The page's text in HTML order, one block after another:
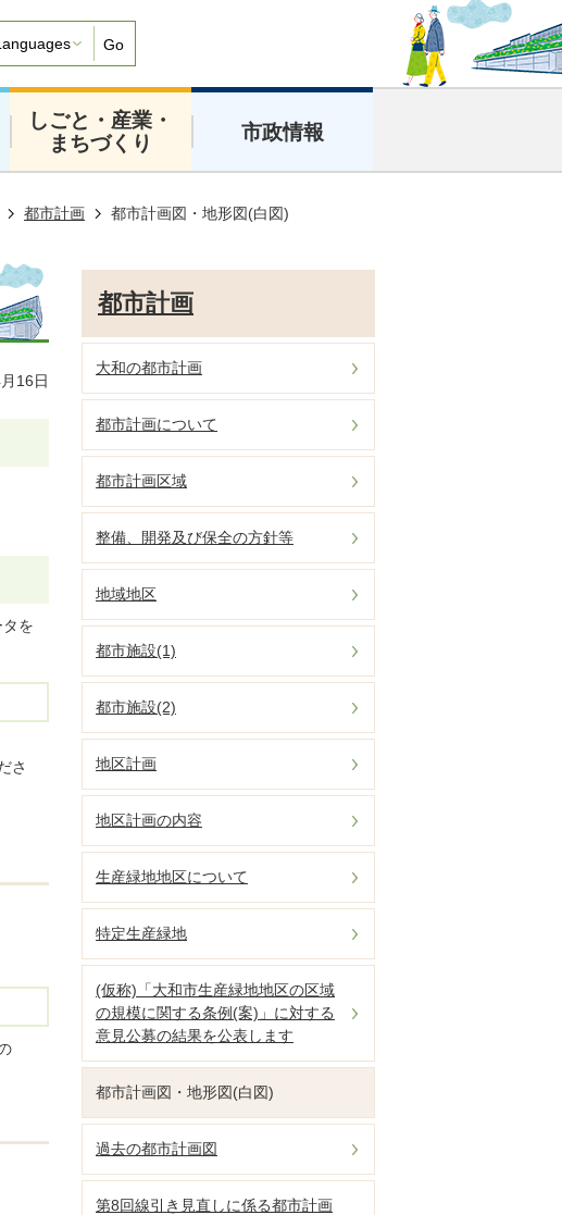
Go
しごと・産業・
まちづくり
市政情報
都市計画 都市計画図・地形図(白図)
16日
を
さ
都市計画
大和の都市計画
都市計画について
都市計画区域
整備、開発及び保全の方針等
地域地区
都市施設(1)
都市施設(2)
地区計画
地区計画の内容
生産緑地地区について
特定生産緑地
(仮称)「大和市生産緑地地区の区域
の規模に関する条例(案)」に対する
意見公募の結果を公表します
都市計画図・地形図(白図)
過去の都市計画図
第8回線引き見直しに係る都市計画